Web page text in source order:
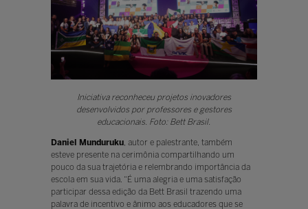
Iniciativa reconheceu projetos inovadores
desenvolvidos por professores e gestores
educacionais. Foto: Bett Brasil.
Daniel Munduruku, autor e palestrante, também
esteve presente na cerimônia compartilhando um
pouco da sua trajetória e relembrando importância da
escola em sua vida. “É uma alegria e uma satisfação
participar dessa edição da Bett Brasil trazendo uma
palavra de incentivo e ânimo aos educadores que se